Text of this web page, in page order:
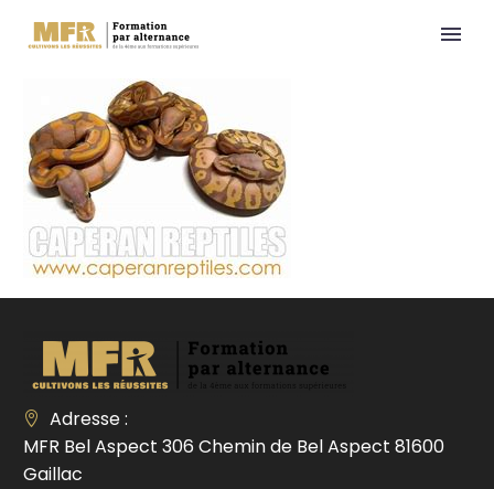
Adresse :
MFR Bel Aspect 306 Chemin de Bel Aspect 81600
Gaillac